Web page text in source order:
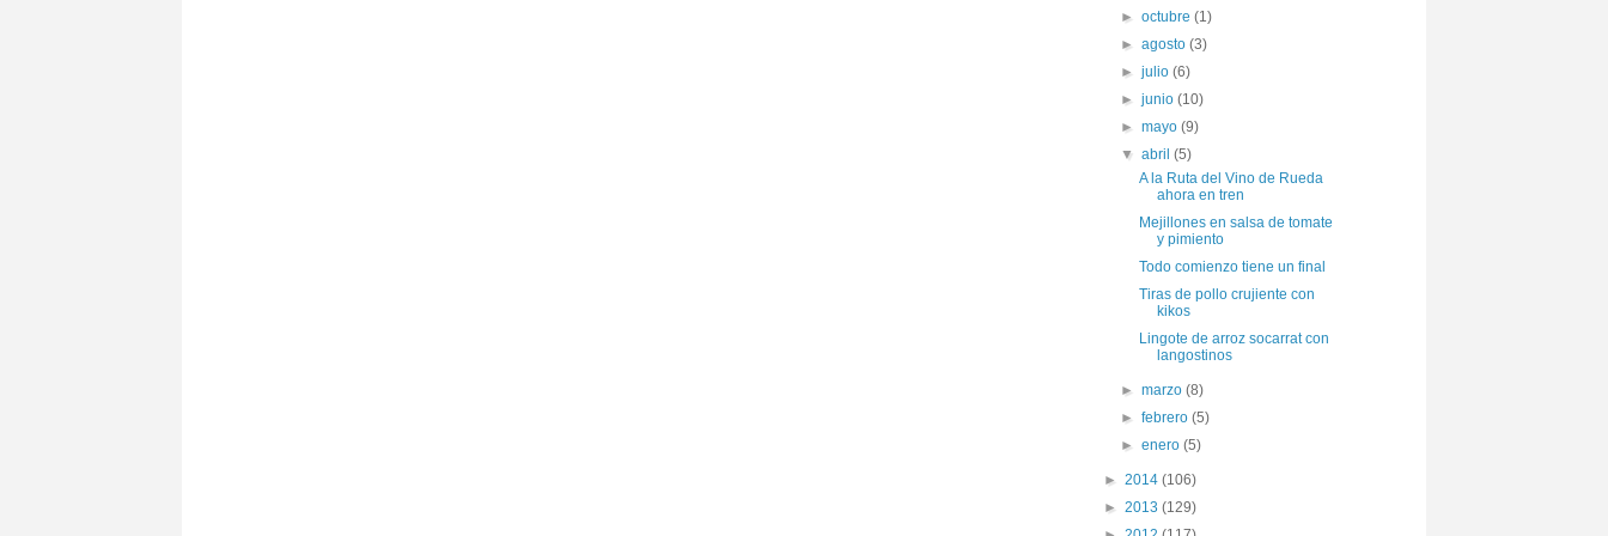
►octubre(1)
►agosto(3)
►julio(6)
►junio(10)
►mayo(9)
▼abril(5)
A la Ruta del Vino de Rueda
ahora en tren
Mejillones en salsa de tomate
y pimiento
Todo comienzo tiene un final
Tiras de pollo crujiente con
kikos
Lingote de arroz socarrat con
langostinos
►marzo(8)
►febrero(5)
►enero(5)
► 2014 (106)
► 2013 (129)